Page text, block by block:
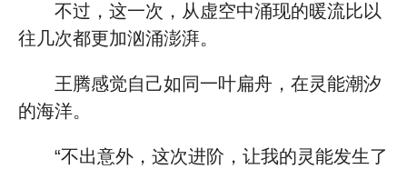
不过，这一次，从虚空中涌现的暖流比以
往几次都更加汹涌澎湃。
王腾感觉自己如同一叶扁舟，在灵能潮汐
的海洋。
“不出意外，这次进阶，让我的灵能发生了